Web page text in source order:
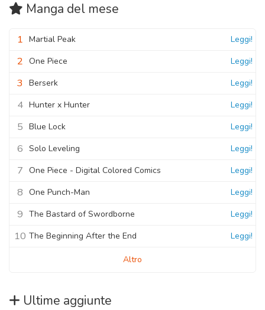
Manga del mese
1 Martial Peak Leggi!
2 One Piece Leggi!
3 Berserk Leggi!
4 Hunter x Hunter Leggi!
5 Blue Lock Leggi!
6 Solo Leveling Leggi!
7 One Piece - Digital Colored Comics Leggi!
8 One Punch-Man Leggi!
9 The Bastard of Swordborne Leggi!
10 The Beginning After the End Leggi!
Altro
Ultime aggiunte